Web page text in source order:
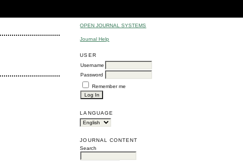
OPEN JOURNAL SYSTEMS
Journal Help
USER
Username
Password
Remember me
LANGUAGE
JOURNAL CONTENT
Search